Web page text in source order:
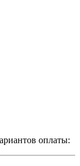
оплаты: